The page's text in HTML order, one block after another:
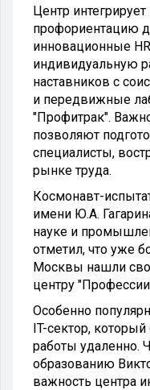
Центр
профориентацию
инновационные
индивидуальную
наставников с
и передвижные
"Профитрак".
позволяют
специалисты,
рынке труда.
Космонавт-
имени Ю.А.
науке и
отметил, что уже
Москвы нашли
центру
Особенно
IT-сектор,
работы удаленно.
образованию
важность центра